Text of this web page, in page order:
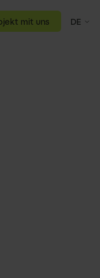
mit uns DE